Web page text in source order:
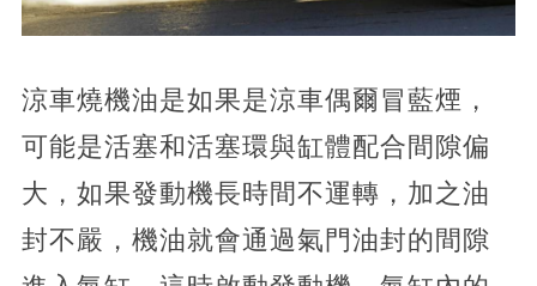
涼車燒機油是如果是涼車偶爾冒藍煙，
可能是活塞和活塞環與缸體配合間隙偏
大，如果發動機長時間不運轉，加之油
封不嚴，機油就會通過氣門油封的間隙